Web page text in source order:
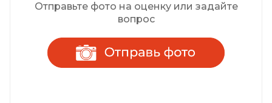
Отправьте фото на оценку или задайте
вопрос